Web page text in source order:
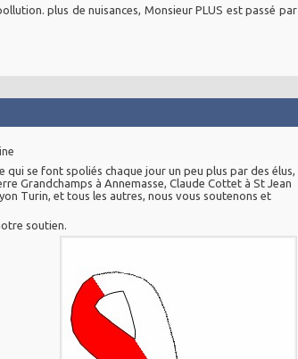
plus de nuisances, Monsieur PLUS est passé par
se font spoliés chaque jour un peu plus par des élus,
Grandchamps à Annemasse, Claude Cottet à St Jean
Turin, et tous les autres, nous vous soutenons et
soutien.